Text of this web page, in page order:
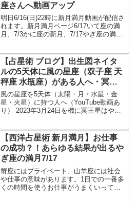
座さんへ動画アップ
明日6/16(日)22時に新月満月動画が配信さ
れます。新月満月ページ6/17いて座の満
月、7/3かに座の新月、7/17やぎ座の満
ふたご座の新月は6/3 19：02・・...
【占星術 ブログ】出生図ネイタ
ルの5天体に風の星座（双子座 天
秤座 水瓶座）がある人へ・冥王
星の移動（3）Youtube
風の星座を5天体（太陽・月・水星・金
星・火星）に持つ人へ（YouTube動画あ
り） 2023年3月24日を機に冥王星はやぎ
やぎ座（一時的にいて座） 冥王星が...
【西洋占星術 新月満月】お仕事
の成功？！あらゆる結果が出るや
ぎ座の満月7/17
蟹座にはプライベート、山羊座には社会
や仕事の意味があります。1日での一番多
くの時間を使うお仕事がうまくいってい